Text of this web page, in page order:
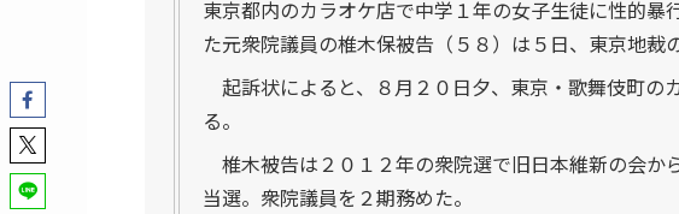
東京都内のカラオケ店で中学１年の女子生徒に性的暴
た元衆院議員の椎木保被告（５８）は５日、東京地裁
起訴状によると、８月２０日夕、東京・歌舞伎町の
る。
椎木被告は２０１２年の衆院選で旧日本維新の会か
当選。衆院議員を２期務めた。